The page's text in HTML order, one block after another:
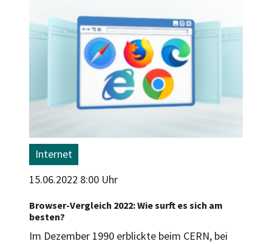
Internet
15.06.2022 8:00 Uhr
Browser-Vergleich 2022: Wie surft es sich am
besten?
Im Dezember 1990 erblickte beim CERN, bei